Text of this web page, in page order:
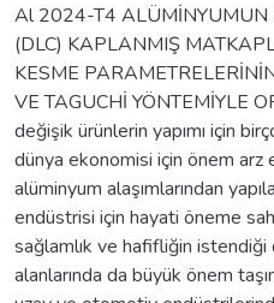
Al 2024-T4 ALÜMİNYUMUN
(DLC) KAPLANMIŞ
KESME
VE TAGUCHİ YÖNTEMİYLE
değişik ürünlerin yapımı için
dünya ekonomisi için önem
alüminyum alaşımlarından
endüstrisi için hayati öneme
sağlamlık ve hafifliğin istendiği
alanlarında da büyük önem